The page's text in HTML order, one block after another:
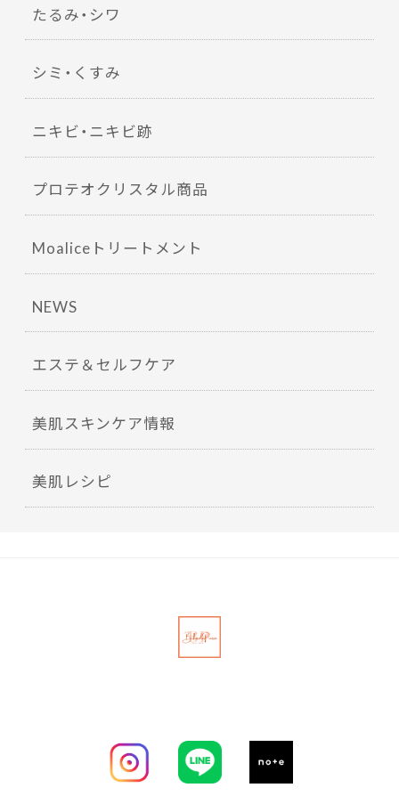
たるみ・シワ
シミ・くすみ
ニキビ・ニキビ跡
プロテオクリスタル商品
Moaliceトリートメント
NEWS
エステ＆セルフケア
美肌スキンケア情報
美肌レシピ